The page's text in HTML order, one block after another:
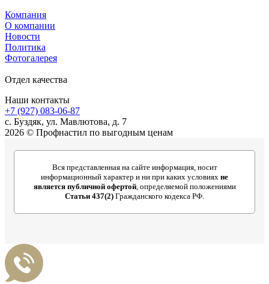
Компания
О компании
Новости
Политика
Фотогалерея
Отдел качества
Наши контакты
+7 (927) 083-06-87
c. Буздяк, ул. Мавлютова, д. 7
2026 © Профнастил по выгодным ценам
Вся представленная на сайте информация, носит
информационный характер и ни при каких условиях не
является публичной офертой, определяемой положениями
Статьи 437(2) Гражданского кодекса РФ.